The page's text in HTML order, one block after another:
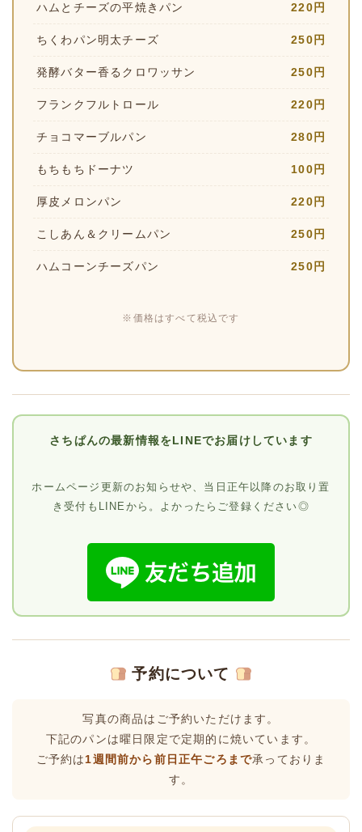
ハムとチーズの平焼きパン 220円
ちくわパン明太チーズ 250円
発酵バター香るクロワッサン 250円
フランクフルトロール 220円
チョコマーブルパン 280円
もちもちドーナツ 100円
厚皮メロンパン 220円
こしあん＆クリームパン 250円
ハムコーンチーズパン 250円
※価格はすべて税込です
さちぱんの最新情報をLINEでお届けしています
ホームページ更新のお知らせや、当日正午以降のお取り置
き受付もLINEから。よかったらご登録ください◎
予約について
写真の商品はご予約いただけます。
下記のパンは曜日限定で定期的に焼いています。
ご予約は1週間前から前日正午ごろまで承っておりま
す。